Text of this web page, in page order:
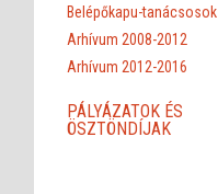
Belépőkapu-tanácsosok
Arhívum 2008-2012
Arhívum 2012-2016
PÁLYÁZATOK ÉS
ÖSZTÖNDÍJAK